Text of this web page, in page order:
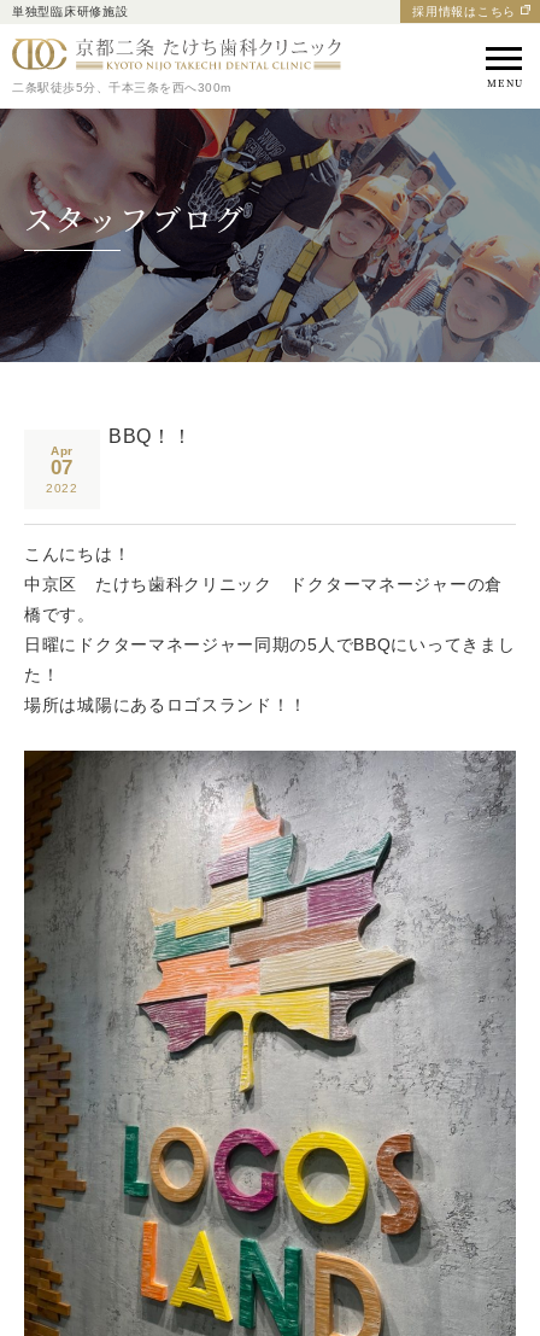
単独型臨床研修施設 採用情報はこちら
京都市中京区の歯医者
二条駅徒歩5分、千本三条を西へ300m
スタッフブログ
Apr
07
2022
BBQ！！
こんにちは！
中京区 たけち歯科クリニック ドクターマネージャーの倉
橋です。
日曜にドクターマネージャー同期の5人でBBQにいってきまし
た！
場所は城陽にあるロゴスランド！！